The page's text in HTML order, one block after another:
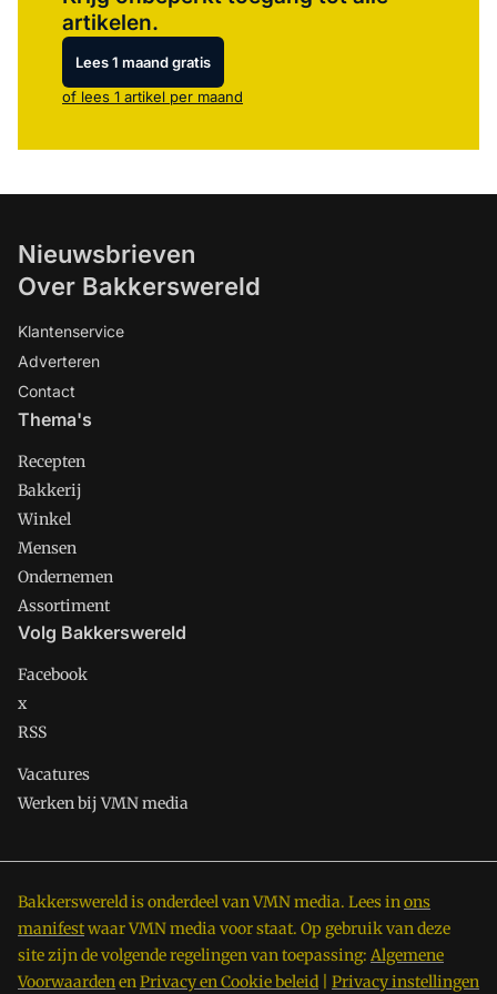
artikelen.
Lees 1 maand gratis
of lees 1 artikel per maand
Nieuwsbrieven
Over Bakkerswereld
Klantenservice
Adverteren
Contact
Thema's
Recepten
Bakkerij
Winkel
Mensen
Ondernemen
Assortiment
Volg Bakkerswereld
Facebook
x
RSS
Vacatures
Werken bij VMN media
Bakkerswereld is onderdeel van VMN media. Lees inons
manifestwaar VMN media voor staat. Op gebruik van deze
site zijn de volgende regelingen van toepassing: Algemene
VoorwaardenenPrivacy en Cookie beleid Privacy instellingen